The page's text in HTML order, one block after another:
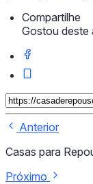
Compartilhe
Gostou deste
Anterior
Casas para
Próximo